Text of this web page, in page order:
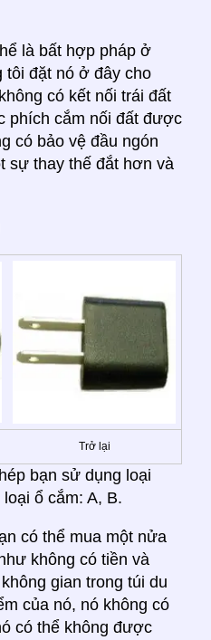
là bất hợp pháp ở
tôi đặt nó ở đây cho
có kết nối trái đất
phích cắm nối đất được
có bảo vệ đầu ngón
sự thay thế đắt hơn và
Trở lại
bạn sử dụng loại
ổ cắm: A, B.
có thể mua một nửa
không có tiền và
gian trong túi du
của nó, nó không có
có thể không được